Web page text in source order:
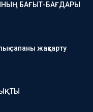
БАҒЫТ-БАҒДАРЫ
сапаны жақсарту